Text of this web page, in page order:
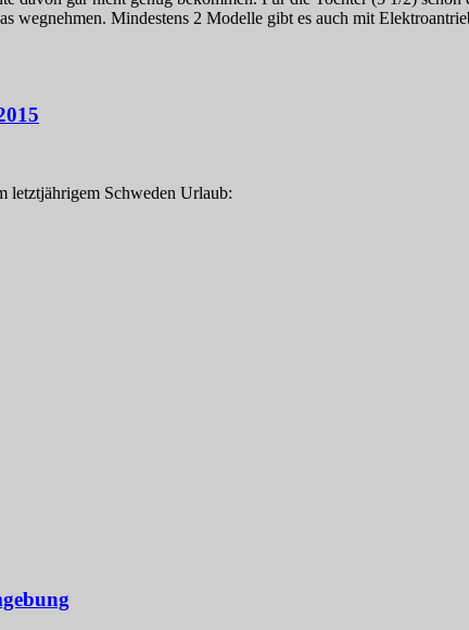
wegnehmen. Mindestens 2 Modelle gibt es auch mit
letztjährigem Schweden Urlaub: